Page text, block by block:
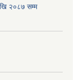
२०८७ सम्म